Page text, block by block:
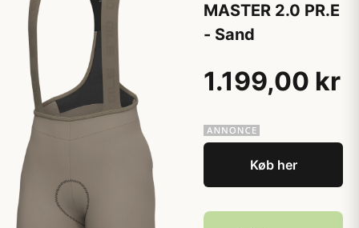
MASTER 2.0 PR.E
- Sand
1.199,00 kr
Køb her